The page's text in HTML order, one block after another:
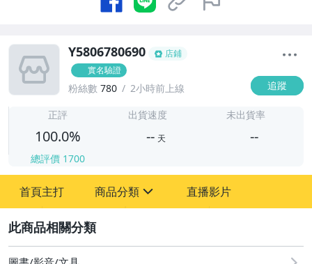
Y5806780690
店鋪
實名驗證
粉絲數 780 2小時前上線 追蹤
正評
100.0%
總評價 1700
出貨速度
-- 天
未出貨率
--
首頁主打 商品分類
其它
直播影片